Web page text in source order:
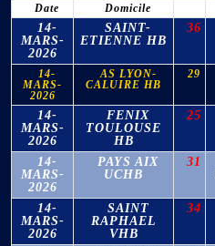
Date Domicile
14-
MARS-
2026
SAINT-
ETIENNE HB
36
14-
MARS-
2026
AS LYON-
CALUIRE HB
29
14-
MARS-
2026
FENIX
TOULOUSE
HB
25
14-
MARS-
2026
PAYS AIX
UCHB
31
14-
MARS-
2026
SAINT
RAPHAEL
VHB
34